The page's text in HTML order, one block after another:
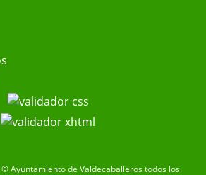
© Ayuntamiento de Valdecaballeros todos los